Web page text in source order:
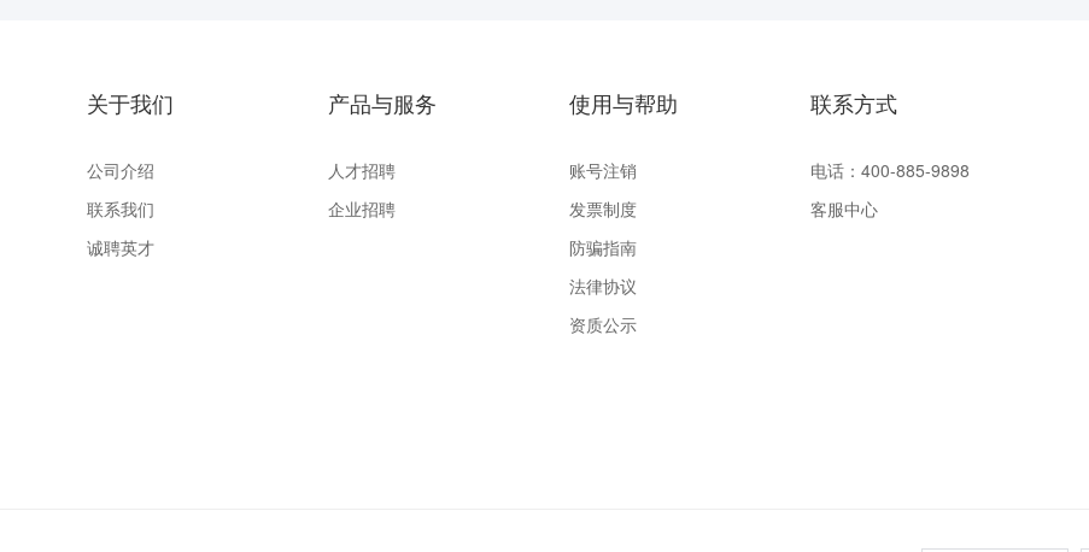
关于我们
公司介绍
联系我们
诚聘英才
产品与服务
人才招聘
企业招聘
使用与帮助
账号注销
发票制度
防骗指南
法律协议
资质公示
联系方式
电话：400-885-9898
客服中心